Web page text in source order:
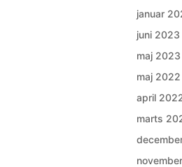
januar
juni 2023
maj 2023
maj 2022
april
marts